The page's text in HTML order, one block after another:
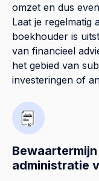
omzet en dus
Laat je regelmatig
boekhouder is
van financieel
het gebied van
investeringen of
administratie